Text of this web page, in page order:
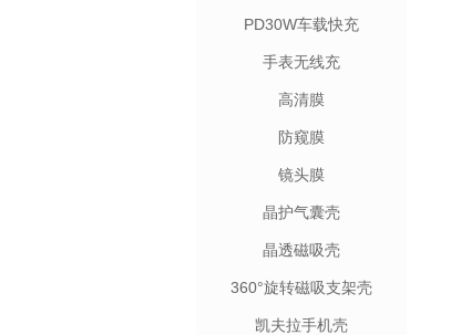
PD30W车载快充
手表无线充
高清膜
防窥膜
镜头膜
晶护气囊壳
晶透磁吸壳
360°旋转磁吸支架壳
凯夫拉手机壳